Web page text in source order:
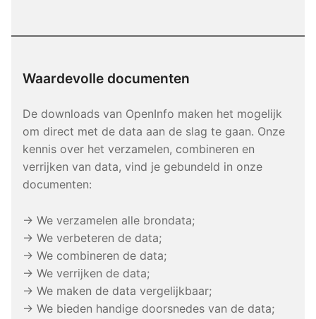
Waardevolle documenten
De downloads van OpenInfo maken het mogelijk
om direct met de data aan de slag te gaan. Onze
kennis over het verzamelen, combineren en
verrijken van data, vind je gebundeld in onze
documenten:
→ We verzamelen alle brondata;
→ We verbeteren de data;
→ We combineren de data;
→ We verrijken de data;
→ We maken de data vergelijkbaar;
→ We bieden handige doorsnedes van de data;